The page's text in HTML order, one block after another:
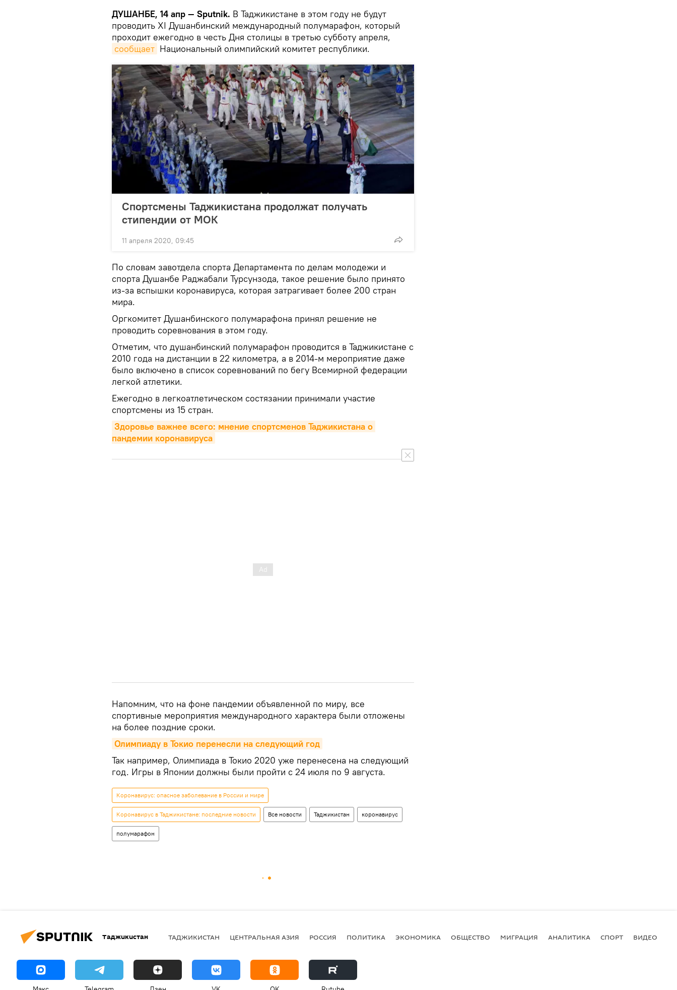
ДУШАНБЕ, 14 апр — Sputnik. В Таджикистане в этом году не будут
проводить XI Душанбинский международный полумарафон, который
проходит ежегодно в честь Дня столицы в третью субботу апреля,
сообщает Национальный олимпийский комитет республики.
Спортсмены Таджикистана продолжат получать
стипендии от МОК
11 апреля 2020, 09:45
По словам завотдела спорта Департамента по делам молодежи и
спорта Душанбе Раджабали Турсунзода, такое решение было принято
из-за вспышки коронавируса, которая затрагивает более 200 стран
мира.
Оргкомитет Душанбинского полумарафона принял решение не
проводить соревнования в этом году.
Отметим, что душанбинский полумарафон проводится в Таджикистане с
2010 года на дистанции в 22 километра, а в 2014-м мероприятие даже
было включено в список соревнований по бегу Всемирной федерации
легкой атлетики.
Ежегодно в легкоатлетическом состязании принимали участие
спортсмены из 15 стран.
Здоровье важнее всего: мнение спортсменов Таджикистана о
пандемии коронавируса
Напомним, что на фоне пандемии объявленной по миру, все
спортивные мероприятия международного характера были отложены
на более поздние сроки.
Олимпиаду в Токио перенесли на следующий год
Так например, Олимпиада в Токио 2020 уже перенесена на следующий
год. Игры в Японии должны были пройти с 24 июля по 9 августа.
Коронавирус: опасное заболевание в России и мире
Коронавирус в Таджикистане: последние новости Все новости Таджикистан коронавирус
полумарафон
Таджикистан ТАДЖИКИСТАН ЦЕНТРАЛЬНАЯ АЗИЯ РОССИЯ ПОЛИТИКА ЭКОНОМИКА ОБЩЕСТВО МИГРАЦИЯ АНАЛИТИКА СПОРТ ВИДЕО